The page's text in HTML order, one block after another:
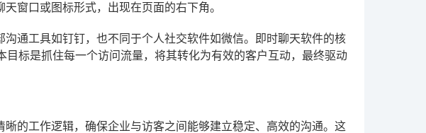
窗口或图标形式，出现在页面的右下角。
通工具如钉钉，也不同于个人社交软件如微信。即时聊天软件的核
目标是抓住每一个访问流量，将其转化为有效的客户互动，最终驱动
的工作逻辑，确保企业与访客之间能够建立稳定、高效的沟通。这